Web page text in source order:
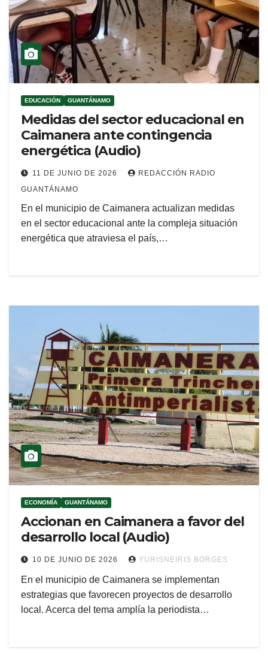
EDUCACIÓN GUANTÁNAMO
Medidas del sector educacional en
Caimanera ante contingencia
energética (Audio)
11 DE JUNIO DE 2026
REDACCIÓN RADIO
GUANTÁNAMO
En el municipio de Caimanera actualizan medidas
en el sector educacional ante la compleja situación
energética que atraviesa el país,…
ECONOMÍA GUANTÁNAMO
Accionan en Caimanera a favor del
desarrollo local (Audio)
10 DE JUNIO DE 2026 YURISNEIRIS BORGES
En el municipio de Caimanera se implementan
estrategias que favorecen proyectos de desarrollo
local. Acerca del tema amplía la periodista…